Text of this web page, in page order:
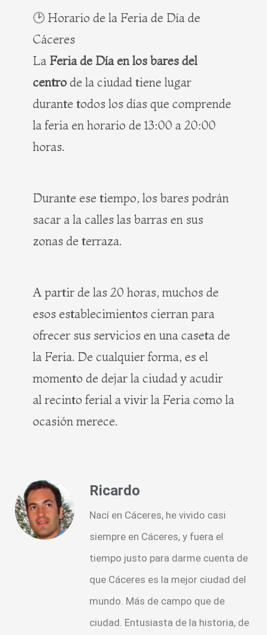
🕑 Horario de la Feria de Día de
Cáceres
La Feria de Día en los bares del
centro de la ciudad tiene lugar
durante todos los días que comprende
la feria en horario de 13:00 a 20:00
horas.
Durante ese tiempo, los bares podrán
sacar a la calles las barras en sus
zonas de terraza.
A partir de las 20 horas, muchos de
esos establecimientos cierran para
ofrecer sus servicios en una caseta de
la Feria. De cualquier forma, es el
momento de dejar la ciudad y acudir
al recinto ferial a vivir la Feria como la
ocasión merece.
Ricardo
Nací en Cáceres, he vivido casi
siempre en Cáceres, y fuera el
tiempo justo para darme cuenta de
que Cáceres es la mejor ciudad del
mundo. Más de campo que de
ciudad. Entusiasta de la historia, de